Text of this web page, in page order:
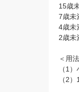
15歳
7歳未
4歳未
2歳未
＜用
（1
（2